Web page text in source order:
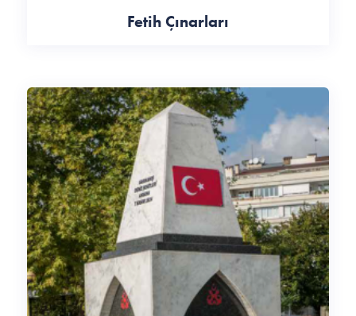
Fetih Çınarları